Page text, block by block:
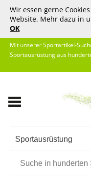
Wir essen gerne
Website. Mehr dazu in
OK
Mit unserer Sportartikel-
Sportausrüstung aus
Sportausrüstung